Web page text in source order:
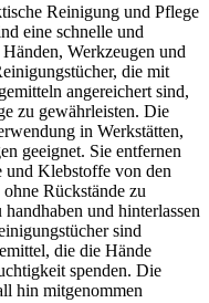
Reinigung und Pflege
eine schnelle und
Werkzeugen und
die mit
angereichert sind,
zu gewährleisten. Die
in Werkstätten,
geeignet. Sie entfernen
und Klebstoffe von den
Rückstände zu
und hinterlassen
sind
die die Hände
spenden. Die
hin mitgenommen